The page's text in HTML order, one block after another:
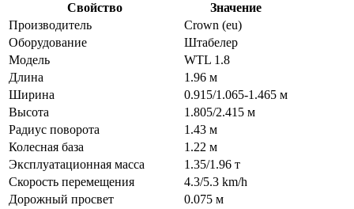
Свойство
Значение
Производитель
Crown (eu)
Оборудование
Штабелер
Модель
WTL 1.8
Длина
1.96 м
Ширина
0.915/1.065-1.465 м
Высота
1.805/2.415 м
Радиус поворота
1.43 м
Колесная база
1.22 м
Эксплуатационная масса
1.35/1.96 т
Скорость перемещения
4.3/5.3 km/h
Дорожный просвет
0.075 м